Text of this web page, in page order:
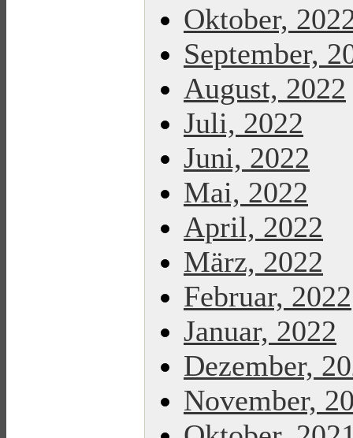
Oktober,
September,
August, 2022
Juli, 2022
Juni, 2022
Mai, 2022
April, 2022
März, 2022
Februar, 2022
Januar, 2022
Dezember,
November,